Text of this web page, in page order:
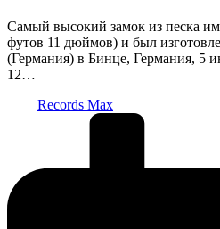
Самый высокий замок из песка
футов 11 дюймов) и был
(Германия) в Бинце, Германия, 5
12…
Records Max